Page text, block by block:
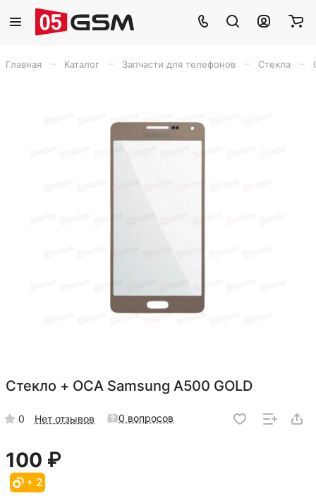
Главная Каталог Запчасти для телефонов Стекла
Стекло + OCA Samsung A500 GOLD
0 Нет отзывов 0 вопросов
100 ₽
+ 2